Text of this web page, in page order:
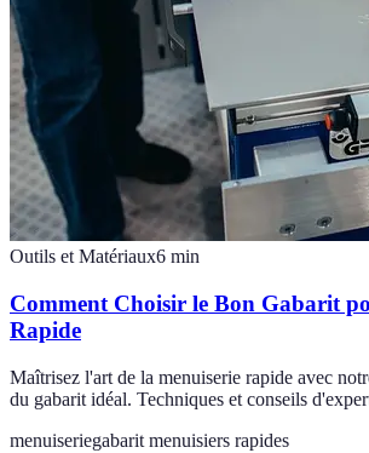
Outils et Matériaux6 min
Comment Choisir le Bon Gabarit
Rapide
Maîtrisez l'art de la menuiserie rapide avec
du gabarit idéal. Techniques et conseils
menuiseriegabarit menuisiers rapides